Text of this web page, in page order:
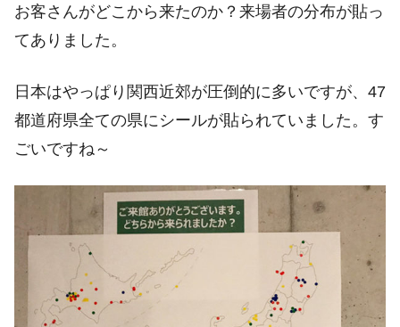
お客さんがどこから来たのか？来場者の分布が貼っ
てありました。
日本はやっぱり関西近郊が圧倒的に多いですが、47
都道府県全ての県にシールが貼られていました。す
ごいですね～